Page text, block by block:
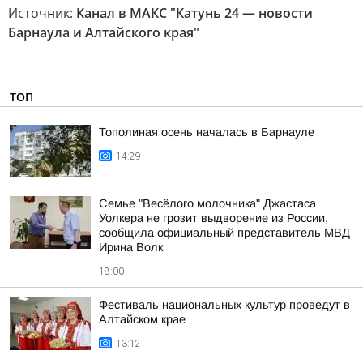
Источник: Канал в МАКС "Катунь 24 — новости
Барнаула и Алтайского края"
ТОП
Тополиная осень началась в Барнауле
14:29
Семье "Весёлого молочника" Джастаса
Уолкера не грозит выдворение из России,
сообщила официальный представитель МВД
Ирина Волк
18:00
Фестиваль национальных культур проведут в
Алтайском крае
13:12